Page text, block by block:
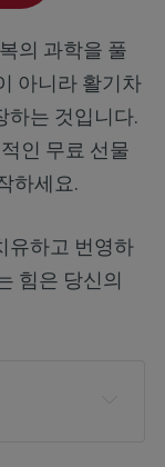
의 과학을 풀
아니라 활기차
하는 것입니다.
인 무료 선물
하세요.
유하고 번영하
힘은 당신의